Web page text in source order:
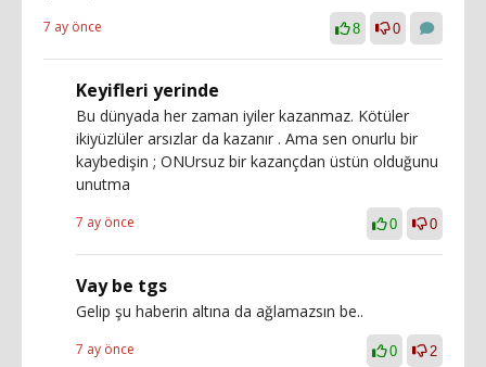
7 ay önce 8 0
Keyifleri yerinde
Bu dünyada her zaman iyiler kazanmaz. Kötüler
ikiyüzlüler arsızlar da kazanır . Ama sen onurlu bir
kaybedişin ; ONUrsuz bir kazançdan üstün olduğunu
unutma
7 ay önce 0 0
Vay be tgs
Gelip şu haberin altına da ağlamazsın be..
7 ay önce 0 2